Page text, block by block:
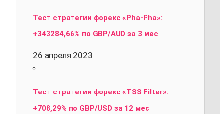
Тест стратегии форекс «Pha-Pha»:
+343284,66% по GBP/AUD за 3 мес
26 апреля 2023
Тест стратегии форекс «TSS Filter»:
+708,29% по GBP/USD за 12 мес